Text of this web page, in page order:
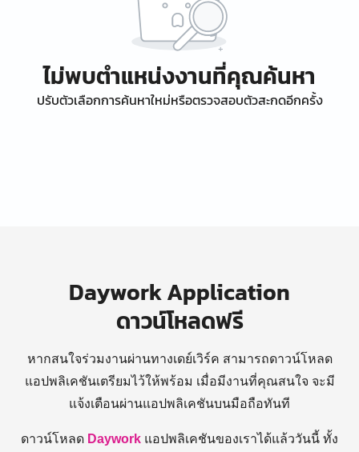
ไม่พบตำแหน่งงานที่คุณค้นหา
ปรับตัวเลือกการค้นหาใหม่หรือตรวจสอบตัวสะกดอีกครั้ง
Daywork Application
ดาวน์โหลดฟรี
หากสนใจร่วมงานผ่านทางเดย์เวิร์ค สามารถดาวน์โหลด
แอปพลิเคชันเตรียมไว้ให้พร้อม เมื่อมีงานที่คุณสนใจ จะมี
แจ้งเตือนผ่านแอปพลิเคชันบนมือถือทันที
ดาวน์โหลด Daywork แอปพลิเคชันของเราได้แล้ววันนี้ ทั้ง